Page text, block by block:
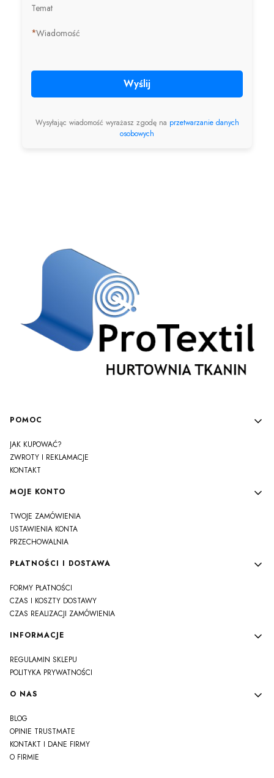
Temat
*Wiadomość
Wyślij
Wysyłając wiadomość wyrażasz zgodę na przetwarzanie danych
osobowych
Linki w stopce
POMOC
JAK KUPOWAĆ?
ZWROTY I REKLAMACJE
KONTAKT
MOJE KONTO
TWOJE ZAMÓWIENIA
USTAWIENIA KONTA
PRZECHOWALNIA
PŁATNOŚCI I DOSTAWA
FORMY PŁATNOŚCI
CZAS I KOSZTY DOSTAWY
CZAS REALIZACJI ZAMÓWIENIA
INFORMACJE
REGULAMIN SKLEPU
POLITYKA PRYWATNOŚCI
O NAS
BLOG
OPINIE TRUSTMATE
KONTAKT I DANE FIRMY
O FIRMIE